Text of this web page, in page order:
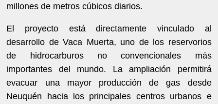
millones de metros cúbicos diarios.
El proyecto está directamente vinculado al
desarrollo de Vaca Muerta, uno de los reservorios
de hidrocarburos no convencionales más
importantes del mundo. La ampliación permitirá
evacuar una mayor producción de gas desde
Neuquén hacia los principales centros urbanos e